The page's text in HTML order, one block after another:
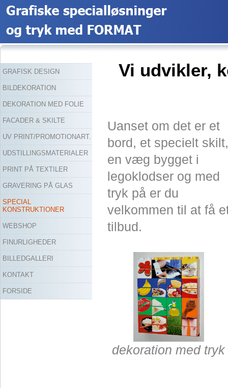
GRAFISK DESIGN
BILDEKORATION
DEKORATION MED FOLIE
FACADER & SKILTE
UV PRINT/PROMOTIONART.
UDSTILLINGSMATERIALER
PRINT PÅ TEXTILER
GRAVERING PÅ GLAS
SPECIAL
KONSTRUKTIONER
WEBSHOP
FINURLIGHEDER
BILLEDGALLERI
KONTAKT
FORSIDE
Vi udvikler,
Uanset om det er et
bord, et specielt skilt,
en væg bygget i
legoklodser og med
tryk på er du
velkommen til at få
tilbud.
dekoration med tryk